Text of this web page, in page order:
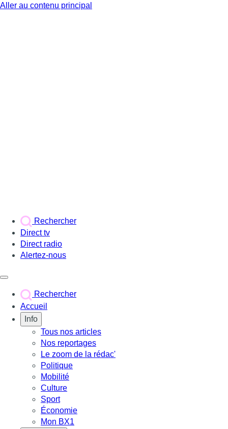
Aller au contenu principal
Rechercher
Direct tv
Direct radio
Alertez-nous
Rechercher
Accueil
Info
Tous nos articles
Nos reportages
Le zoom de la rédac'
Politique
Mobilité
Culture
Sport
Économie
Mon BX1